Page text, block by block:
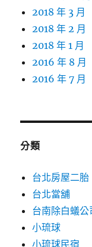
2018 年 3 月
2018 年 2 月
2018 年 1 月
2016 年 8 月
2016 年 7 月
分類
台北房屋二胎
台北當舖
台南除白蟻公
小琉球
小琉球民宿